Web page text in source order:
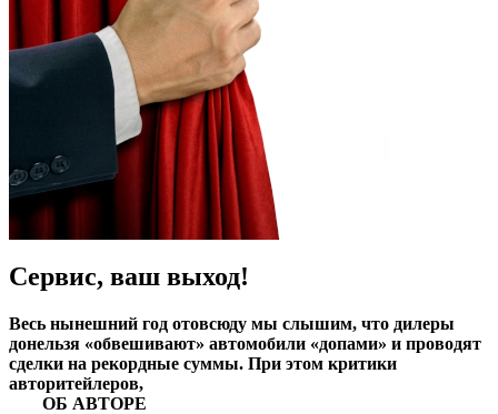
Сервис, ваш выход!
Весь нынешний год отовсюду мы слышим, что дилеры
донельзя «обвешивают» автомобили «допами» и проводят
сделки на рекордные суммы. При этом критики
авторитейлеров,
ОБ АВТОРЕ